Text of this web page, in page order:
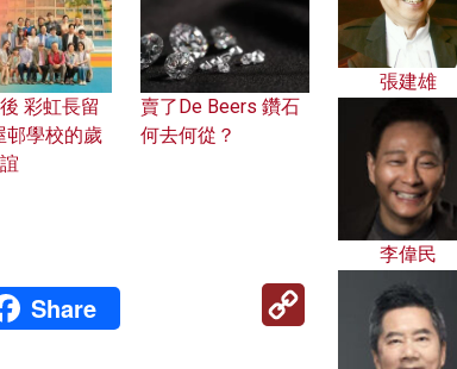
彩虹長留
學校的歲
賣了De Beers 鑽石
何去何從？
Share
張建雄
李偉民